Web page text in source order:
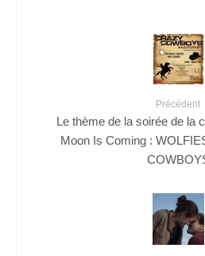
Précédent
Le thème de la soirée de la
Moon Is Coming :